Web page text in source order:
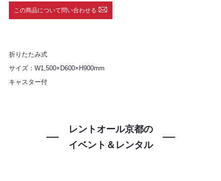
この商品について問い合わせる
折りたたみ式
サイズ：W1,500×D600×H900mm
キャスター付
レントオール京都の
イベント＆レンタル